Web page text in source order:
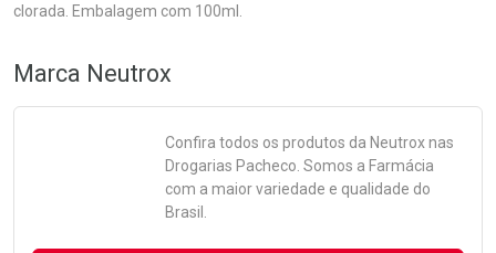
clorada. Embalagem com 100ml.
Marca Neutrox
Confira todos os produtos da Neutroxnas
Drogarias Pacheco. Somos a Farmácia
com a maior variedade e qualidade do
Brasil.